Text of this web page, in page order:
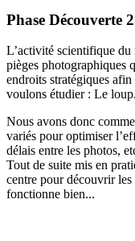
Phase Découverte 2
L’activité scientifique du
pièges photographiques
endroits stratégiques
voulons étudier : Le loup.
Nous avons donc
variés pour optimiser
délais entre les photos,
Tout de suite mis en
centre pour découvrir
fonctionne bien...